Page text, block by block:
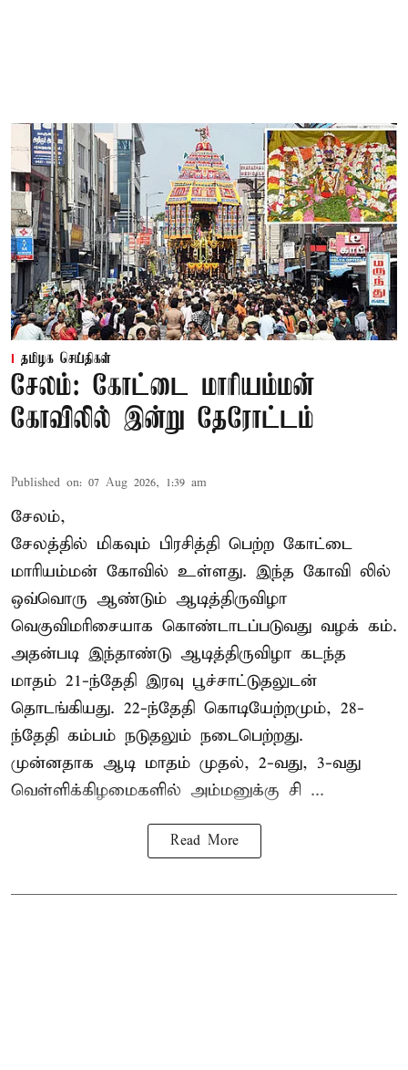
தமிழக செய்திகள்
சேலம்: கோட்டை மாரியம்மன்
கோவிலில் இன்று தேரோட்டம்
Published on: 07 Aug 2026, 1:39 am
சேலம்,
சேலத்தில் மிகவும் பிரசித்தி பெற்ற கோட்டை
மாரியம்மன் கோவில் உள்ளது. இந்த கோவி லில்
ஒவ்வொரு ஆண்டும் ஆடித்திருவிழா
வெகுவிமரிசையாக கொண்டாடப்படுவது வழக் கம்.
அதன்படி இந்தாண்டு ஆடித்திருவிழா கடந்த
மாதம் 21-ந்தேதி இரவு பூச்சாட்டுதலுடன்
தொடங்கியது. 22-ந்தேதி கொடியேற்றமும், 28-
ந்தேதி கம்பம் நடுதலும் நடைபெற்றது.
முன்னதாக ஆடி மாதம் முதல், 2-வது, 3-வது
வெள்ளிக்கிழமைகளில் அம்மனுக்கு சி ...
Read More